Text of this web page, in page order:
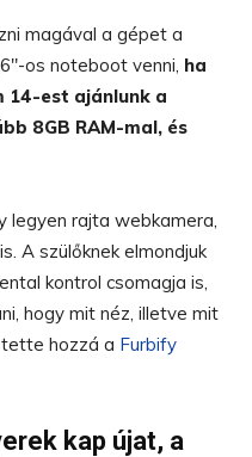
magával a gépet a
os noteboot venni, ha
14-est ajánlunk a
8GB RAM-mal, és
legyen rajta webkamera,
A szülőknek elmondjuk
kontrol csomagja is,
hogy mit néz, illetve mit
tette hozzá a Furbify
kap újat, a